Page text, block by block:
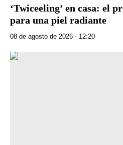
‘Twiceeling’ en casa: el
para una piel radiante
08 de agosto de 2026 - 12:20